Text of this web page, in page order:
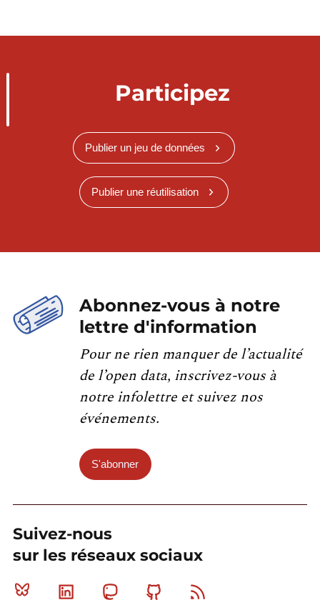
Participez
Publier un jeu de données
Publier une réutilisation
Abonnez-vous à notre
lettre d'information
Pour ne rien manquer de l’actualité
de l’open data, inscrivez-vous à
notre infolettre et suivez nos
événements.
S'abonner
Suivez-nous
sur les réseaux sociaux
Bluesky Linkedin MastodonGithub